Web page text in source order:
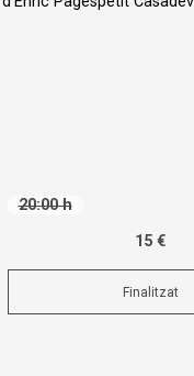
20:00 h
15 €
Finalitzat